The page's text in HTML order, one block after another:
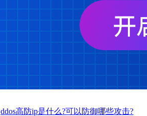
ddos高防ip是什么?可以防御哪些攻击?